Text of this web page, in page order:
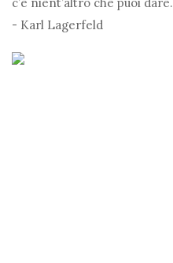
- Karl Lagerfeld